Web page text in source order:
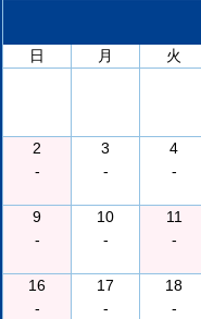
日
月 火
2
-
3
-
4
-
9
-
10
-
11
-
16
-
17
-
18
-